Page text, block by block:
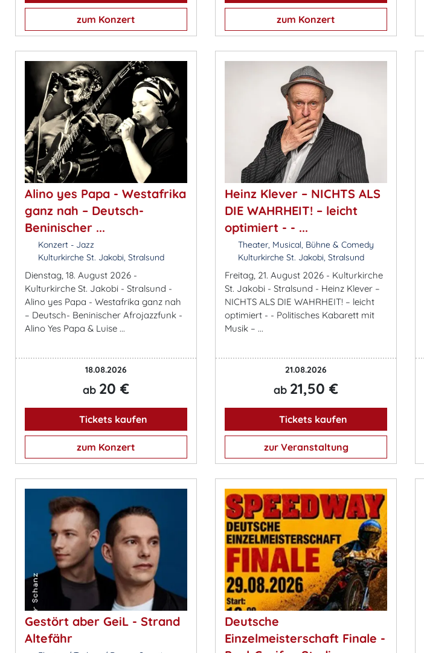
zum Konzert zum Konzert
Alino yes Papa - Westafrika
ganz nah – Deutsch-
Beninischer ...
Konzert - Jazz
Kulturkirche St. Jakobi, Stralsund
Dienstag, 18. August 2026 -
Kulturkirche St. Jakobi - Stralsund -
Alino yes Papa - Westafrika ganz nah
– Deutsch- Beninischer Afrojazzfunk -
Alino Yes Papa & Luise ...
18.08.2026
ab 20 €
Tickets kaufen
zum Konzert
Heinz Klever – NICHTS ALS
DIE WAHRHEIT! – leicht
optimiert - - ...
Theater, Musical, Bühne & Comedy
Kulturkirche St. Jakobi, Stralsund
Freitag, 21. August 2026 - Kulturkirche
St. Jakobi - Stralsund - Heinz Klever –
NICHTS ALS DIE WAHRHEIT! – leicht
optimiert - - Politisches Kabarett mit
Musik – ...
21.08.2026
ab 21,50 €
Tickets kaufen
zur Veranstaltung
Gestört aber GeiL - Strand
Altefähr
Deutsche
Einzelmeisterschaft Finale -